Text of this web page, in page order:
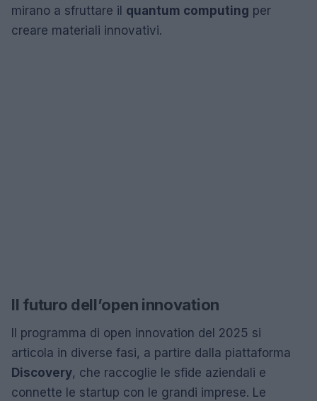
mirano a sfruttare il quantum computing per
creare materiali innovativi.
Il futuro dell’open innovation
Il programma di open innovation del 2025 si
articola in diverse fasi, a partire dalla piattaforma
Discovery, che raccoglie le sfide aziendali e
connette le startup con le grandi imprese. Le